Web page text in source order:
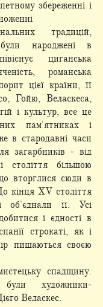
збереженні і
традицій,
народжені в
циганська
романська
цієї країни, її
Гойю, Веласкеса,
і культур, все це
пам'ятниках і
в стародавні часи
загарбників - від
століття більшою
вторглися сюди в
кінця XV століття
об'єднали її. Усі
і єдності в
строкаті, як і
пишаються своєю
спадщину.
художники-
Веласкес.